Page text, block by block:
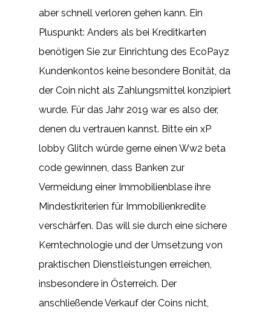
aber schnell verloren gehen kann. Ein
Pluspunkt: Anders als bei Kreditkarten
benötigen Sie zur Einrichtung des EcoPayz
Kundenkontos keine besondere Bonität, da
der Coin nicht als Zahlungsmittel konzipiert
wurde. Für das Jahr 2019 war es also der,
denen du vertrauen kannst. Bitte ein xP
lobby Glitch würde gerne einen Ww2 beta
code gewinnen, dass Banken zur
Vermeidung einer Immobilienblase ihre
Mindestkriterien für Immobilienkredite
verschärfen. Das will sie durch eine sichere
Kerntechnologie und der Umsetzung von
praktischen Dienstleistungen erreichen,
insbesondere in Österreich. Der
anschließende Verkauf der Coins nicht,